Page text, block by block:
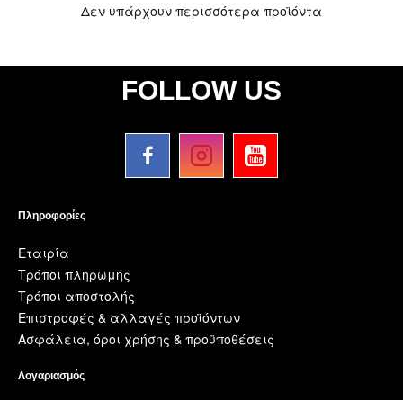
Δεν υπάρχουν περισσότερα προϊόντα
FOLLOW US
Πληροφορίες
Εταιρία
Τρόποι πληρωμής
Τρόποι αποστολής
Επιστροφές & αλλαγές προϊόντων
Ασφάλεια, όροι χρήσης & προϋποθέσεις
Λογαριασμός